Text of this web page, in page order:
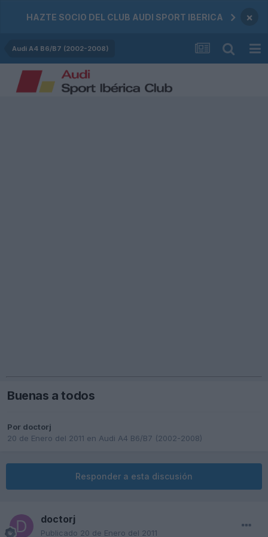
HAZTE SOCIO DEL CLUB AUDI SPORT IBERICA ×
Audi A4 B6/B7 (2002-2008)
Buenas a todos
Por doctorj
20 de Enero del 2011 en Audi A4 B6/B7 (2002-2008)
Responder a esta discusión
doctorj
Publicado 20 de Enero del 2011